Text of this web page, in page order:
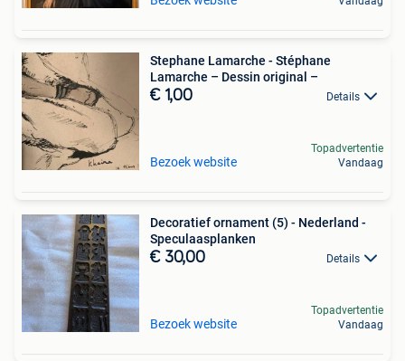
Stephane Lamarche - Stéphane
Lamarche – Dessin original –
€ 1,00 Details
Bezoek website
Topadvertentie
Vandaag
Decoratief ornament (5) - Nederland -
Speculaasplanken
€ 30,00 Details
Bezoek website
Topadvertentie
Vandaag